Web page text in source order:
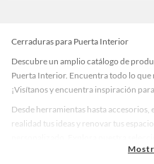
Cerraduras para Puerta Interior
Descubre un amplio catálogo de
Puerta Interior. Encuentra todo lo que
¡Visítanos y encuentra inspiración
Desde herramientas hasta accesorios,
realidad tus ideas y renovar tus
accesorios de calidad que te ayudarán